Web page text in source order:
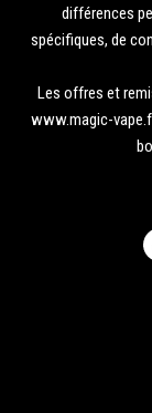
différences
spécifiques, de
Les offres et
www.magic-